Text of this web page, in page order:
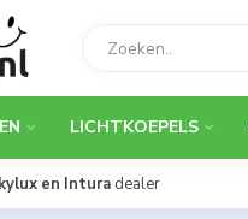
LICHTKOEPELS
en Intura dealer